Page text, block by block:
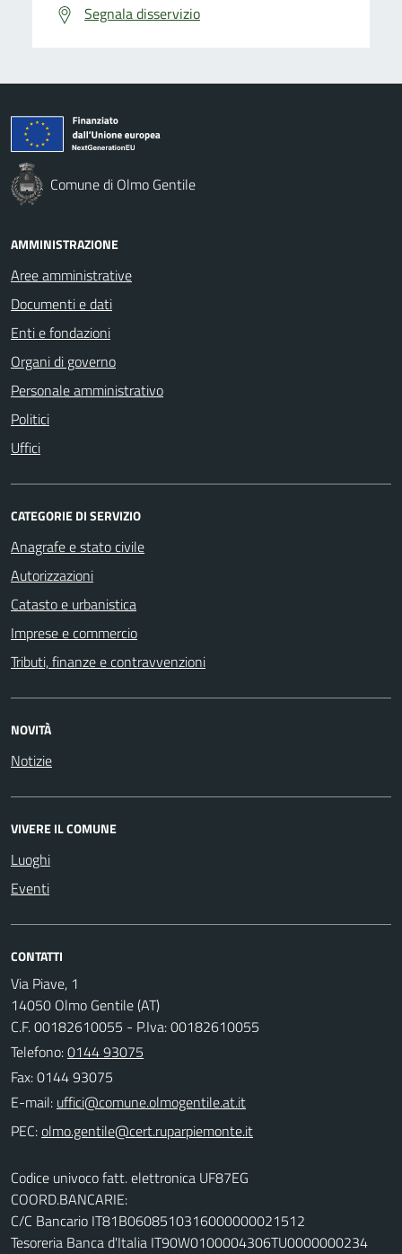
Segnala disservizio
Comune di Olmo Gentile
AMMINISTRAZIONE
Aree amministrative
Documenti e dati
Enti e fondazioni
Organi di governo
Personale amministrativo
Politici
Uffici
CATEGORIE DI SERVIZIO
Anagrafe e stato civile
Autorizzazioni
Catasto e urbanistica
Imprese e commercio
Tributi, finanze e contravvenzioni
NOVITÀ
Notizie
VIVERE IL COMUNE
Luoghi
Eventi
CONTATTI
Via Piave, 1
14050 Olmo Gentile (AT)
C.F. 00182610055 - P.Iva: 00182610055
Telefono:0144 93075
Fax: 0144 93075
E-mail:
PEC:
Codice univoco fatt. elettronica UF87EG
COORD.BANCARIE:
C/C Bancario IT81B0608510316000000021512
Tesoreria Banca d'Italia IT90W0100004306TU0000000234